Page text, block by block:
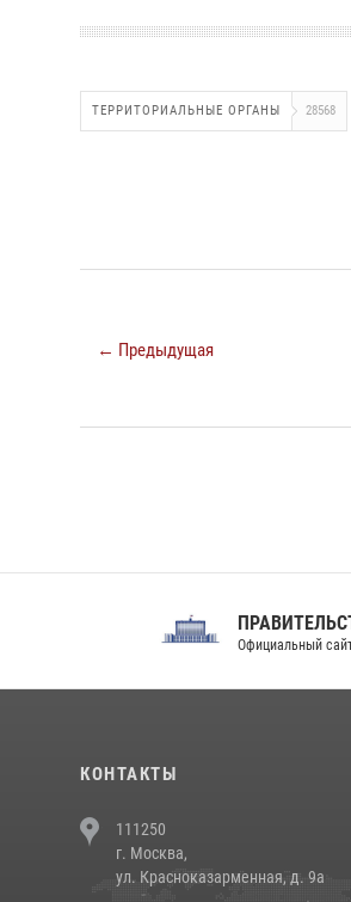
ТЕРРИТОРИАЛЬНЫЕ ОРГАНЫ 28568
← Предыдущая
ПРАВИТЕЛЬСТВО РФ
Официальный сайт
КОНТАКТЫ
111250
г. Москва,
ул. Красноказарменная, д. 9а